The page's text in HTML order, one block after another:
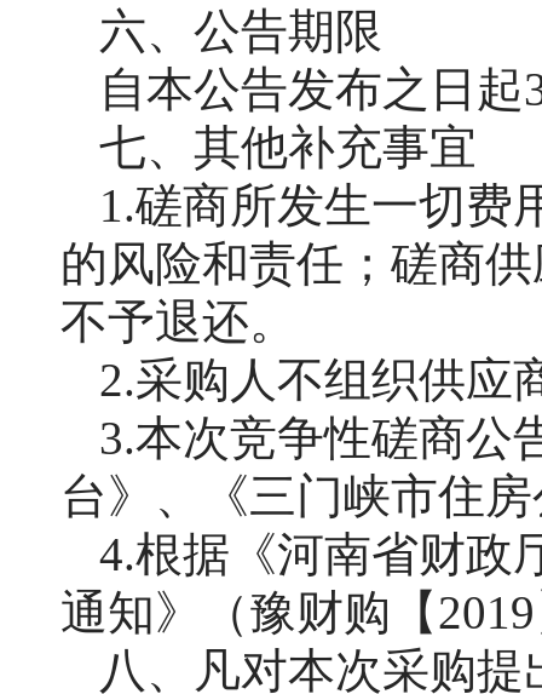
六、公告期限
自本公告发布之日起
七、其他补充事宜
1.磋商所发生一切费
的风险和责任；磋商
不予退还。
2.采购人不组织供应
3.本次竞争性磋商公
台》、《三门峡市住
4.根据《河南省财政
通知》（豫财购【
八、凡对本次采购